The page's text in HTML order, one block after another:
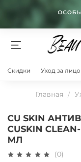
Скидки Уход за
Главная
CU SKIN
CUSKIN
МЛ
(0)